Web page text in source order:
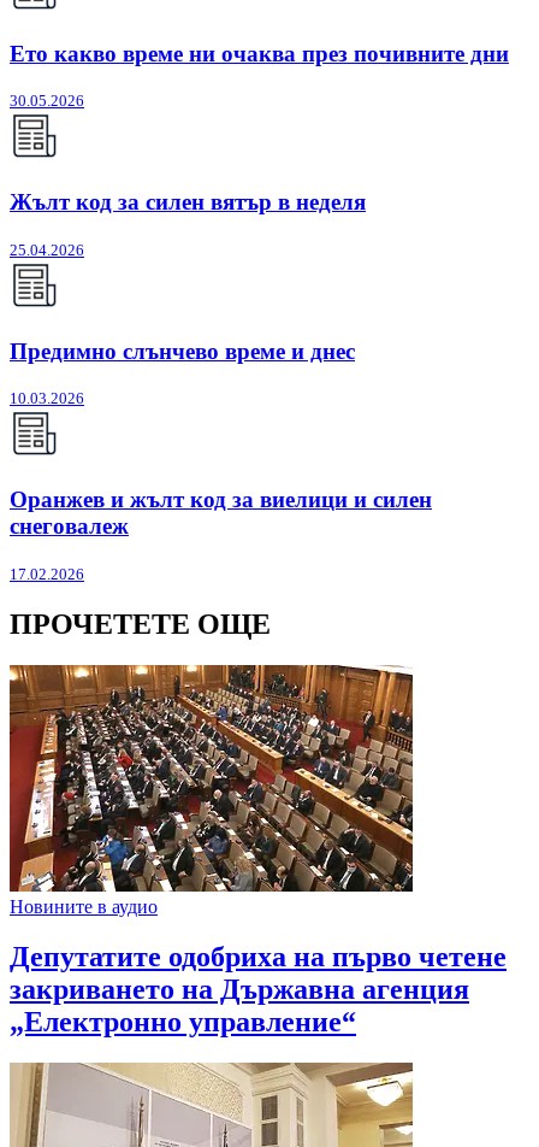
Ето какво време ни очаква през почивните дни
30.05.2026
Жълт код за силен вятър в неделя
25.04.2026
Предимно слънчево време и днес
10.03.2026
Оранжев и жълт код за виелици и силен
снеговалеж
17.02.2026
ПРОЧЕТЕТЕ ОЩЕ
Новините в аудио
Депутатите одобриха на първо четене
закриването на Държавна агенция
„Електронно управление“